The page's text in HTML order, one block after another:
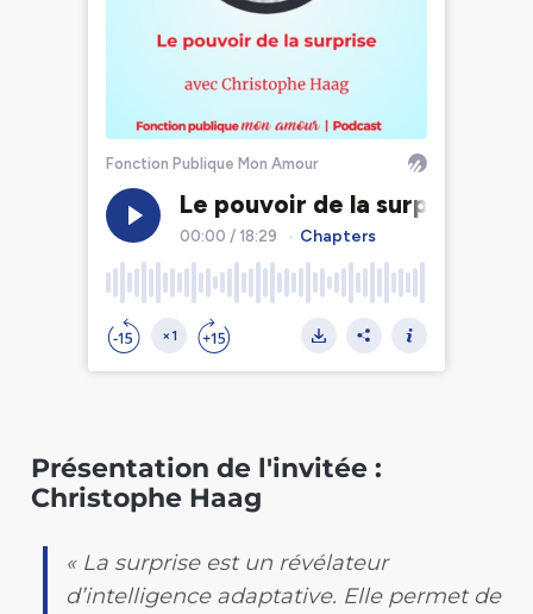
Présentation de l'invitée :
Christophe Haag
« La surprise est un révélateur
d’intelligence adaptative. Elle permet de